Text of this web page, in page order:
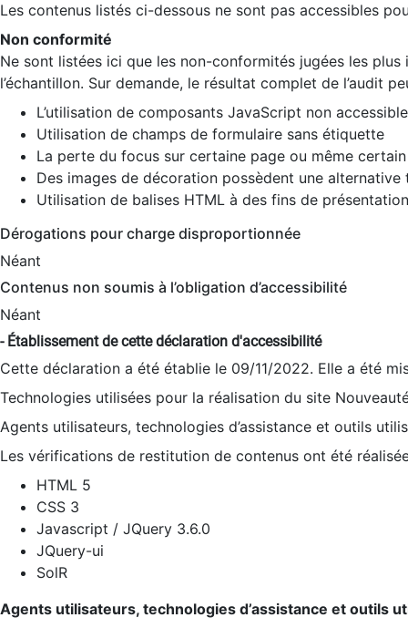
Les contenus listés ci-dessous ne sont pas accessibles
Non conformité
Ne sont listées ici que les non-conformités jugées les
l’échantillon. Sur demande, le résultat complet de l’audit
L’utilisation de composants JavaScript non
Utilisation de champs de formulaire sans étiquette
La perte du focus sur certaine page ou même
Des images de décoration possèdent une alternative
Utilisation de balises HTML à des fins de
Dérogations pour charge disproportionnée
Néant
Contenus non soumis à l’obligation d’accessibilité
Néant
- Établissement de cette déclaration d'accessibilité
Cette déclaration a été établie le 09/11/2022. Elle a été
Technologies utilisées pour la réalisation du site
Agents utilisateurs, technologies d’assistance et outils
Les vérifications de restitution de contenus ont été
HTML 5
CSS 3
Javascript / JQuery 3.6.0
JQuery-ui
SolR
Agents utilisateurs, technologies d’assistance et outils